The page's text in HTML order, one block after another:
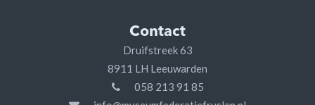
Contact
Druifstreek 63
8911 LH Leeuwarden
058 213 91 85